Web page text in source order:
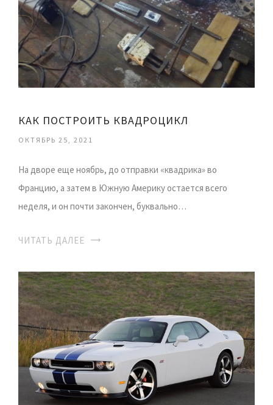
КАК ПОСТРОИТЬ КВАДРОЦИКЛ
ОКТЯБРЬ 25, 2021
На дворе еще ноябрь, до отправки «квадрика» во
Францию, а затем в Южную Америку остается всего
неделя, и он почти закончен, буквально…
ЧИТАТЬ ДАЛЕЕ